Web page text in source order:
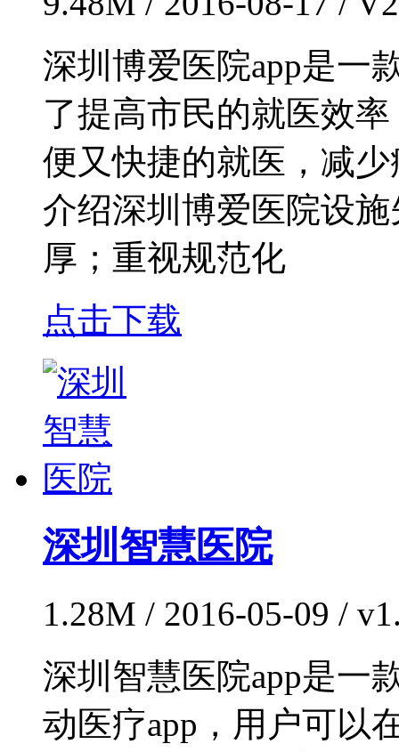
深圳博爱医院app是一
了提高市民的就医效
便又快捷的就医，减
介绍深圳博爱医院设
厚；重视规范化
点击下载
深圳智慧医院
1.28M / 2016-05-09 /
深圳智慧医院app是一
动医疗app，用户可以